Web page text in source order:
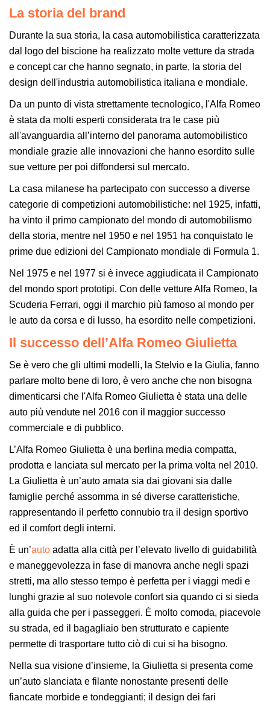
La storia del brand
Durante la sua storia, la casa automobilistica caratterizzata
dal logo del biscione ha realizzato molte vetture da strada
e concept car che hanno segnato, in parte, la storia del
design dell'industria automobilistica italiana e mondiale.
Da un punto di vista strettamente tecnologico, l'Alfa Romeo
è stata da molti esperti considerata tra le case più
all'avanguardia all’interno del panorama automobilistico
mondiale grazie alle innovazioni che hanno esordito sulle
sue vetture per poi diffondersi sul mercato.
La casa milanese ha partecipato con successo a diverse
categorie di competizioni automobilistiche: nel 1925, infatti,
ha vinto il primo campionato del mondo di automobilismo
della storia, mentre nel 1950 e nel 1951 ha conquistato le
prime due edizioni del Campionato mondiale di Formula 1.
Nel 1975 e nel 1977 si è invece aggiudicata il Campionato
del mondo sport prototipi. Con delle vetture Alfa Romeo, la
Scuderia Ferrari, oggi il marchio più famoso al mondo per
le auto da corsa e di lusso, ha esordito nelle competizioni.
Il successo dell’Alfa Romeo Giulietta
Se è vero che gli ultimi modelli, la Stelvio e la Giulia, fanno
parlare molto bene di loro, è vero anche che non bisogna
dimenticarsi che l'Alfa Romeo Giulietta è stata una delle
auto più vendute nel 2016 con il maggior successo
commerciale e di pubblico.
L’Alfa Romeo Giulietta è una berlina media compatta,
prodotta e lanciata sul mercato per la prima volta nel 2010.
La Giulietta è un’auto amata sia dai giovani sia dalle
famiglie perché assomma in sé diverse caratteristiche,
rappresentando il perfetto connubio tra il design sportivo
ed il comfort degli interni.
È un’auto adatta alla città per l’elevato livello di guidabilità
e maneggevolezza in fase di manovra anche negli spazi
stretti, ma allo stesso tempo è perfetta per i viaggi medi e
lunghi grazie al suo notevole confort sia quando ci si sieda
alla guida che per i passeggeri. È molto comoda, piacevole
su strada, ed il bagagliaio ben strutturato e capiente
permette di trasportare tutto ciò di cui si ha bisogno.
Nella sua visione d’insieme, la Giulietta si presenta come
un’auto slanciata e filante nonostante presenti delle
fiancate morbide e tondeggianti; il design dei fari